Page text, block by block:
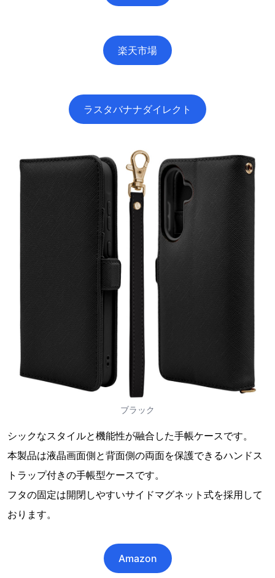
楽天市場
ラスタバナナダイレクト
ブラック
シックなスタイルと機能性が融合した手帳ケースです。
本製品は液晶画面側と背面側の両面を保護できるハンドス
トラップ付きの手帳型ケースです。
フタの固定は開閉しやすいサイドマグネット式を採用して
おります。
Amazon